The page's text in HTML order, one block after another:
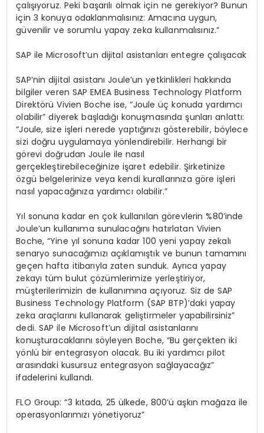
çalışıyoruz. Peki başarılı olmak için ne gerekiyor? Bunun
için 3 konuya odaklanmalısınız: Amacına uygun,
güvenilir ve sorumlu yapay zeka kullanmalısınız.”
SAP ile Microsoft’un dijital asistanları entegre çalışacak
SAP’nin dijital asistanı Joule’un yetkinlikleri hakkında
bilgiler veren SAP EMEA Business Technology Platform
Direktörü Vivien Boche ise, “Joule üç konuda yardımcı
olabilir” diyerek başladığı konuşmasında şunları anlattı:
“Joule, size işleri nerede yaptığınızı gösterebilir, böylece
sizi doğru uygulamaya yönlendirebilir. Herhangi bir
görevi doğrudan Joule ile nasıl
gerçekleştirebileceğinize işaret edebilir. Şirketinize
özgü belgelerinize veya kendi kurallarınıza göre işleri
nasıl yapacağınıza yardımcı olabilir.”
Yıl sonuna kadar en çok kullanılan görevlerin %80’inde
Joule’un kullanıma sunulacağını hatırlatan Vivien
Boche, “Yine yıl sonuna kadar 100 yeni yapay zekalı
senaryo sunacağımızı açıklamıştık ve bunun tamamını
geçen hafta itibarıyla zaten sunduk. Ayrıca yapay
zekayı tüm bulut çözümlerimize yerleştiriyor,
müşterilerimizin de kullanımına açıyoruz. Siz de SAP
Business Technology Platform (SAP BTP)’daki yapay
zeka araçlarını kullanarak geliştirmeler yapabilirsiniz”
dedi. SAP ile Microsoft’un dijital asistanlarını
konuşturacaklarını söyleyen Boche, “Bu gerçekten iki
yönlü bir entegrasyon olacak. Bu iki yardımcı pilot
arasındaki kusursuz entegrasyon sağlayacağız”
ifadelerini kullandı.
FLO Group: “3 kıtada, 25 ülkede, 800’ü aşkın mağaza ile
operasyonlarımızı yönetiyoruz”